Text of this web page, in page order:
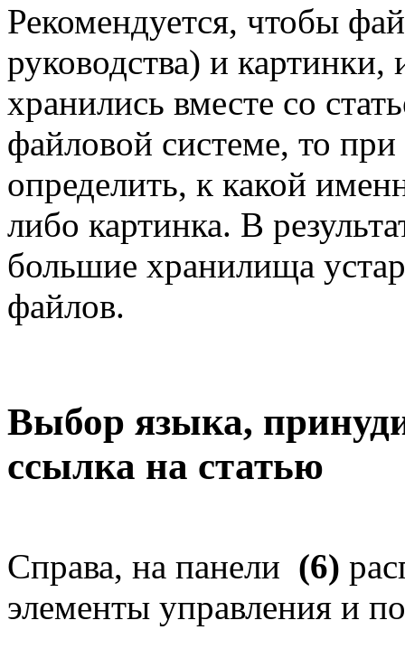
Рекомендуется, чтобы
руководства) и картинки,
хранились вместе со
файловой системе, то
определить, к какой
либо картинка. В
большие хранилища
файлов.
Выбор языка,
ссылка на статью
Справа, на панели (6)
элементы управления и